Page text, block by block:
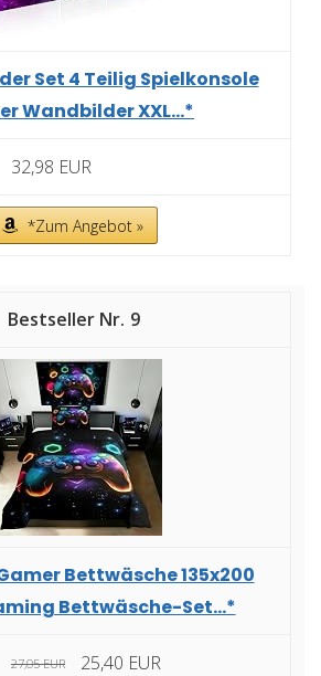
Set 4 Teilig Spielkonsole
Wandbilder XXL...*
32,98 EUR
*Zum Angebot »
9
Bettwäsche 135x200
Bettwäsche-Set...*
27,05 EUR 25,40 EUR